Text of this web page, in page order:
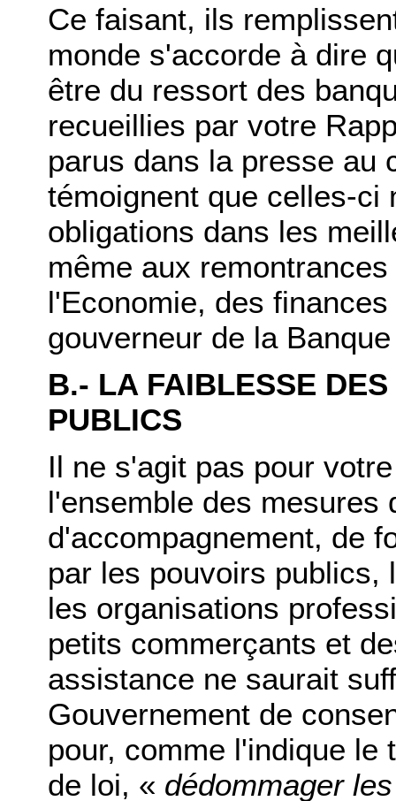
Ce faisant, ils
monde s'accorde à dire
être du ressort des
recueillies par votre
parus dans la presse au
témoignent que celles-ci
obligations dans les
même aux
l'Economie, des
gouverneur de la
B.- LA FAIBLESSE
PUBLICS
Il ne s'agit pas pour
l'ensemble des mesures
d'accompagnement, de
par les pouvoirs publics,
les organisations
petits commerçants et
assistance ne saurait
Gouvernement de
pour, comme l'indique le
de loi, « dédommager